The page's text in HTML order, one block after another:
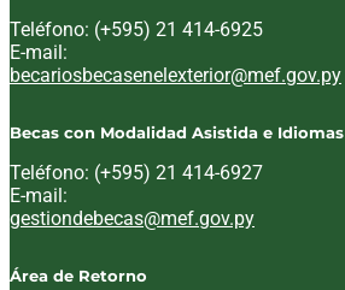
Teléfono: (+595) 21 414-6925
E-mail:
Email:
becariosbecasenelexterior@mef.gov.py
Becas con Modalidad Asistida e Idiomas
Teléfono: (+595) 21 414-6927
E-mail:
Email:
gestiondebecas@mef.gov.py
Área de Retorno